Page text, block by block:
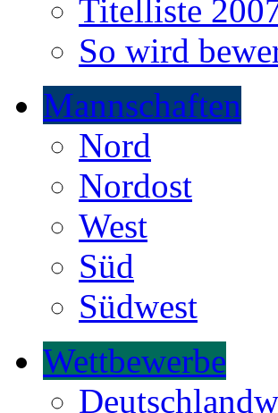
Titelliste
So wird
Mannschaften
Nord
Nordost
West
Süd
Südwest
Wettbewerbe